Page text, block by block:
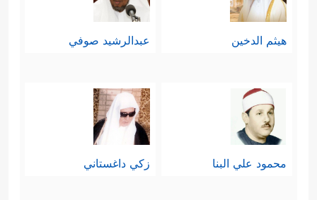
هيثم الدخين عبدالرشيد صوفي
محمود علي البنا زكي داغستاني